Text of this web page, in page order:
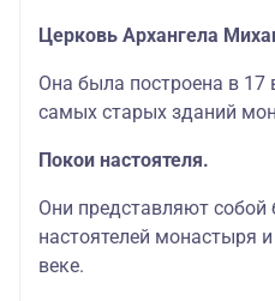
Церковь Архангела
Она была построена в 17
самых старых зданий
Покои настоятеля.
Они представляют
настоятелей монастыря
веке.